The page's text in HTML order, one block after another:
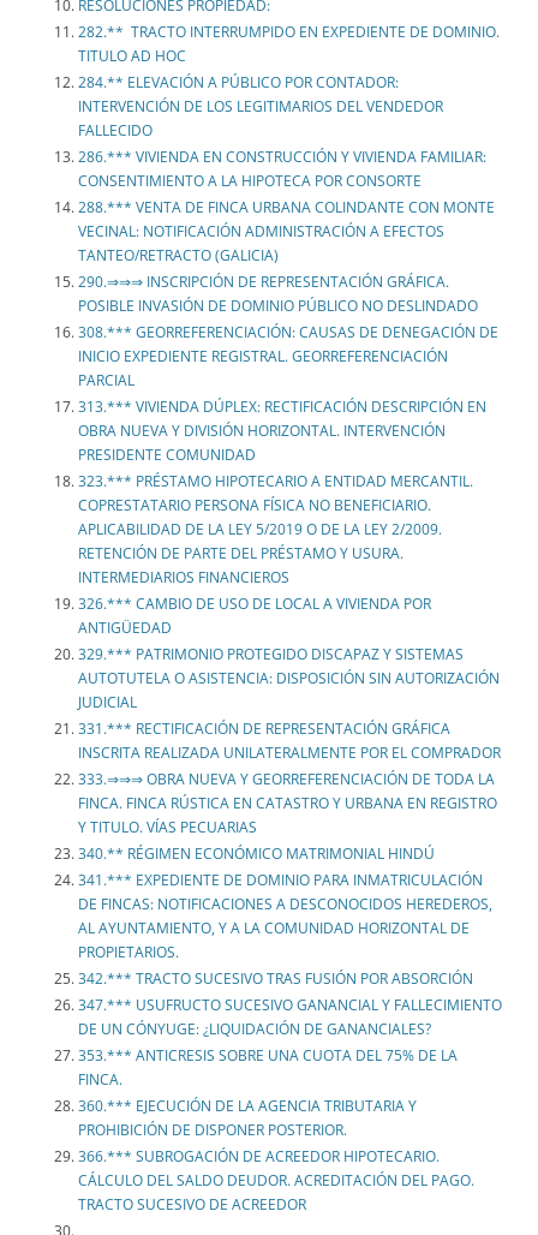
RESOLUCIONES PROPIEDAD:
282.** TRACTO INTERRUMPIDO EN EXPEDIENTE DE DOMINIO.
TITULO AD HOC
284.** ELEVACIÓN A PÚBLICO POR CONTADOR:
INTERVENCIÓN DE LOS LEGITIMARIOS DEL VENDEDOR
FALLECIDO
286.*** VIVIENDA EN CONSTRUCCIÓN Y VIVIENDA FAMILIAR:
CONSENTIMIENTO A LA HIPOTECA POR CONSORTE
288.*** VENTA DE FINCA URBANA COLINDANTE CON MONTE
VECINAL: NOTIFICACIÓN ADMINISTRACIÓN A EFECTOS
TANTEO/RETRACTO (GALICIA)
290.⇒⇒⇒ INSCRIPCIÓN DE REPRESENTACIÓN GRÁFICA.
POSIBLE INVASIÓN DE DOMINIO PÚBLICO NO DESLINDADO
308.*** GEORREFERENCIACIÓN: CAUSAS DE DENEGACIÓN DE
INICIO EXPEDIENTE REGISTRAL. GEORREFERENCIACIÓN
PARCIAL
313.*** VIVIENDA DÚPLEX: RECTIFICACIÓN DESCRIPCIÓN EN
OBRA NUEVA Y DIVISIÓN HORIZONTAL. INTERVENCIÓN
PRESIDENTE COMUNIDAD
323.*** PRÉSTAMO HIPOTECARIO A ENTIDAD MERCANTIL.
COPRESTATARIO PERSONA FÍSICA NO BENEFICIARIO.
APLICABILIDAD DE LA LEY 5/2019 O DE LA LEY 2/2009.
RETENCIÓN DE PARTE DEL PRÉSTAMO Y USURA.
INTERMEDIARIOS FINANCIEROS
326.*** CAMBIO DE USO DE LOCAL A VIVIENDA POR
ANTIGÜEDAD
329.*** PATRIMONIO PROTEGIDO DISCAPAZ Y SISTEMAS
AUTOTUTELA O ASISTENCIA: DISPOSICIÓN SIN AUTORIZACIÓN
JUDICIAL
331.*** RECTIFICACIÓN DE REPRESENTACIÓN GRÁFICA
INSCRITA REALIZADA UNILATERALMENTE POR EL COMPRADOR
333.⇒⇒⇒ OBRA NUEVA Y GEORREFERENCIACIÓN DE TODA LA
FINCA. FINCA RÚSTICA EN CATASTRO Y URBANA EN REGISTRO
Y TITULO. VÍAS PECUARIAS
340.** RÉGIMEN ECONÓMICO MATRIMONIAL HINDÚ
341.*** EXPEDIENTE DE DOMINIO PARA INMATRICULACIÓN
DE FINCAS: NOTIFICACIONES A DESCONOCIDOS HEREDEROS,
AL AYUNTAMIENTO, Y A LA COMUNIDAD HORIZONTAL DE
PROPIETARIOS.
342.*** TRACTO SUCESIVO TRAS FUSIÓN POR ABSORCIÓN
347.*** USUFRUCTO SUCESIVO GANANCIAL Y FALLECIMIENTO
DE UN CÓNYUGE: ¿LIQUIDACIÓN DE GANANCIALES?
353.*** ANTICRESIS SOBRE UNA CUOTA DEL 75% DE LA
FINCA.
360.*** EJECUCIÓN DE LA AGENCIA TRIBUTARIA Y
PROHIBICIÓN DE DISPONER POSTERIOR.
366.*** SUBROGACIÓN DE ACREEDOR HIPOTECARIO.
CÁLCULO DEL SALDO DEUDOR. ACREDITACIÓN DEL PAGO.
TRACTO SUCESIVO DE ACREEDOR